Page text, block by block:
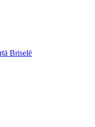
Briselē